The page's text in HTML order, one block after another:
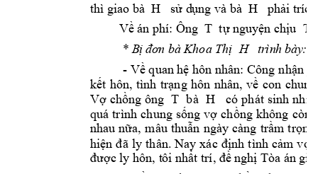
thì giao bà  H sử dụng và bà H phải
Về án phí: Ông T tự nguyện chịu T
* Bị đơn bà Khoa Thị H trình bày:
- Về quan hệ hôn nhân: Công nhận
kết hôn, tình trạng hôn nhân, về con
Vợ chồng ông T bà H có phát sinh
quá trình chung sống vợ chồng không còn t
nhau nữa, mâu thuẫn ngày càng trầm
hiện đã ly thân. Nay xác định tình cảm vợ
được ly hôn, tôi nhất trí, đề nghị Tòa án